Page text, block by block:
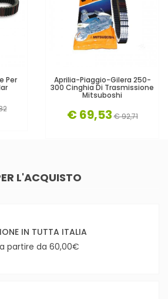
Per Aprilia-Piaggio-Gilera 250-
300 Cinghia Di Trasmissione
Mitsuboshi
€ 69,53 € 92,71
L'ACQUISTO
IN TUTTA ITALIA
partire da 60,00€